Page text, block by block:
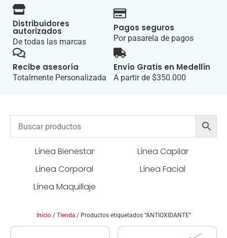
Distribuidores
autorizados
De todas las marcas
Pagos seguros
Por pasarela de pagos
Recibe asesoría
Totalmente Personalizada
Envío Gratis en Medellín
A partir de $350.000
Línea Bienestar
Línea Capilar
Línea Corporal
Línea Facial
Línea Maquillaje
Inicio/ Tienda/ Productos etiquetados “ANTIOXIDANTE”